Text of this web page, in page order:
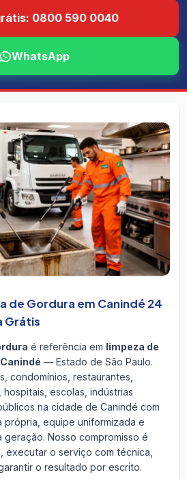
0800 590 0040
WhatsApp
de Gordura em Canindé 24
Grátis
é referência em limpeza de
— Estado de São Paulo.
condomínios, restaurantes,
escolas, indústrias
na cidade de Canindé com
própria, equipe uniformizada e
Nosso compromisso é
executar o serviço com técnica,
o resultado por escrito.